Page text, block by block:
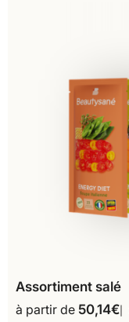
Assortiment salé
à partir de 50,14€